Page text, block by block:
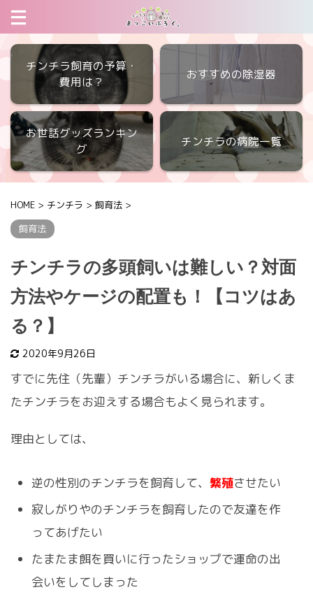
チンチラ飼育の予算・
費用は？
おすすめの除湿器
お世話グッズランキン
グ
チンチラの病院一覧
HOME > チンチラ > 飼育法 >
飼育法
チンチラの多頭飼いは難しい？対面
方法やケージの配置も！【コツはあ
る？】
2020年9月26日
すでに先住（先輩）チンチラがいる場合に、新しくま
たチンチラをお迎えする場合もよく見られます。
理由としては、
逆の性別のチンチラを飼育して、 繁殖させたい
寂しがりやのチンチラを飼育したので友達を作
ってあげたい
たまたま餌を買いに行ったショップで運命の出
会いをしてしまった